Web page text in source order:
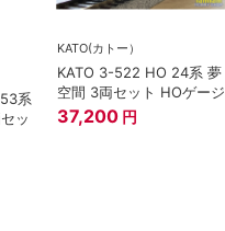
系
ッ
KATO(カトー）
KATO 3-522 HO 24系 夢
空間 3両セット HOゲージ
37,200 円